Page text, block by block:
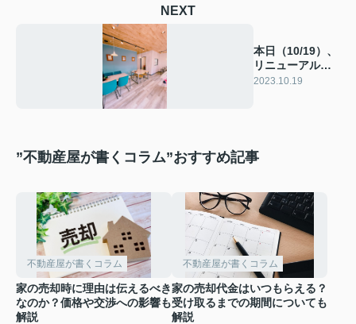
NEXT
本日（10/19）、
リニューアルオ
ープン＾＾
2023.10.19
”不動産屋が書くコラム”おすすめ記事
不動産屋が書くコラム
家の売却時に理由は伝えるべき
なのか？価格や交渉への影響も
解説
不動産屋が書くコラム
家の売却代金はいつもらえる？
受け取るまでの期間についても
解説